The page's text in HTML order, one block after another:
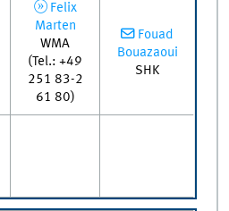
Felix
Marten
WMA
(Tel.: +49
251 83-2
61 80)
Fouad
Bouazaoui
SHK